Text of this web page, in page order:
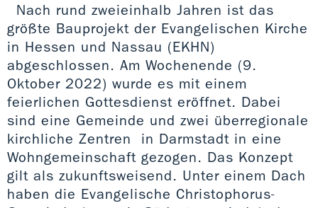
Nach rund zweieinhalb Jahren ist das
größte Bauprojekt der Evangelischen Kirche
in Hessen und Nassau (EKHN)
abgeschlossen. Am Wochenende (9.
Oktober 2022) wurde es mit einem
feierlichen Gottesdienst eröffnet. Dabei
sind eine Gemeinde und zwei überregionale
kirchliche Zentren in Darmstadt in eine
Wohngemeinschaft gezogen. Das Konzept
gilt als zukunftsweisend. Unter einem Dach
haben die Evangelische Christophorus-